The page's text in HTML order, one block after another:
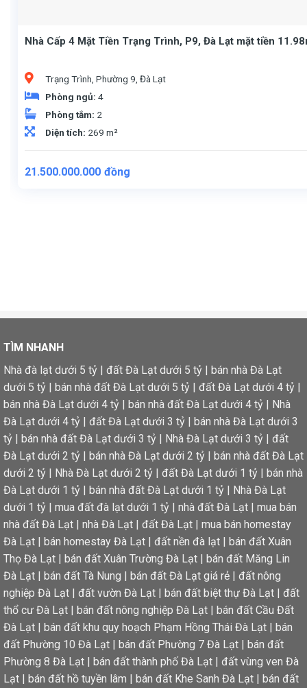
Nhà Cấp 4 Mặt Tiền Trạng Trình, P9, Đà Lạt mặt tiền
Trạng Trình, Phường 9, Đà Lạt
Phòng ngủ: 4
Phòng tắm: 2
Diện tích: 269 m²
21.500.000.000 đồng
TÌM NHANH
Nhà đà lạt dưới 5 tỷ | đất Đà Lạt dưới 5 tỷ | bán nhà Đà Lạt
dưới 5 tỷ | bán nhà đất Đà Lạt dưới 5 tỷ | đất Đà Lạt dưới 4 tỷ |
bán nhà Đà Lạt dưới 4 tỷ | bán nhà đất Đà Lạt dưới 4 tỷ | Nhà
Đà Lạt dưới 4 tỷ | đất Đà Lạt dưới 3 tỷ | bán nhà Đà Lạt dưới 3
tỷ | bán nhà đất Đà Lạt dưới 3 tỷ | Nhà Đà Lạt dưới 3 tỷ | đất
Đà Lạt dưới 2 tỷ | bán nhà Đà Lạt dưới 2 tỷ | bán nhà đất Đà Lạt
dưới 2 tỷ | Nhà Đà Lạt dưới 2 tỷ | đất Đà Lạt dưới 1 tỷ | bán nhà
Đà Lạt dưới 1 tỷ | bán nhà đất Đà Lạt dưới 1 tỷ | Nhà Đà Lạt
dưới 1 tỷ | mua đất đà lạt dưới 1 tỷ | nhà đất Đà Lạt | mua bán
nhà đất Đà Lạt | nhà Đà Lạt | đất Đà Lạt | mua bán homestay
Đà Lạt | bán homestay Đà Lạt | đất nền đà lạt | bán đất Xuân
Thọ Đà Lạt | bán đất Xuân Trường Đà Lạt | bán đất Măng Lin
Đà Lạt | bán đất Tà Nung | bán đất Đà Lạt giá rẻ | đất nông
nghiệp Đà Lạt | đất vườn Đà Lạt | bán đất biệt thự Đà Lạt | đất
thổ cư Đà Lạt | bán đất nông nghiệp Đà Lạt | bán đất Cầu Đất
Đà Lạt | bán đất khu quy hoạch Phạm Hồng Thái Đà Lạt | bán
đất Phường 10 Đà Lạt | bán đất Phường 7 Đà Lạt | bán đất
Phường 8 Đà Lạt | bán đất thành phố Đà Lạt | đất vùng ven Đà
Lạt | bán đất hồ tuyền lâm | bán đất Khe Sanh Đà Lạt | bán đất